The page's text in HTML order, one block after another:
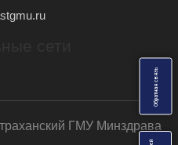
О
б
р
а
т
н
а
я
с
в
я
з
ь
ГМУ Минздрава